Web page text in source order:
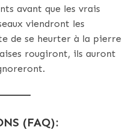
avant que les vrais
viendront les
de se heurter à la pierre
rougiront, ils auront
(FAQ):